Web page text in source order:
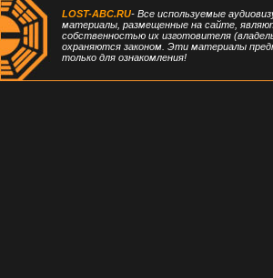
LOST-ABC.RU- Все используемые
материалы, размещенные на сайте,
собственностью их изготовителя
охраняются законом. Эти материалы
только для ознакомления!